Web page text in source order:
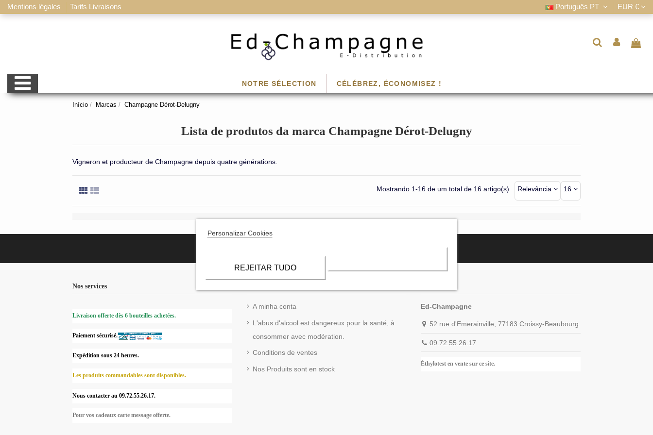
Mentions légales Tarifs Livraisons Português PT EUR €
NOTRE SÉLECTION CÉLÉBREZ, ÉCONOMISEZ !
Início Marcas Champagne Dérot-Delugny
Lista de produtos da marca Champagne Dérot-Delugny
Vigneron et producteur de Champagne depuis quatre générations.
Mostrando 1-16 de um total de 16 artigo(s) Relevância 16
Nos services
Livraison offerte dès 6 bouteilles achetées.
Paiement sécurisé.
Expédition sous 24 heures.
Les produits commandables sont disponibles.
Nous contacter au 09.72.55.26.17.
Pour vos cadeaux carte message offerte.
A minha conta
L'abus d'alcool est dangereux pour la santé, à
consommer avec modération.
Conditions de ventes
Nos Produits sont en stock
Ed-Champagne
52 rue d'Emerainville, 77183 Croissy-Beaubourg
09.72.55.26.17
Éthylotest en vente sur ce site.
Personalizar Cookies
REJEITAR TUDO